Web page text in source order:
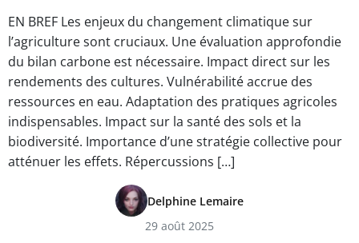
EN BREF Les enjeux du changement climatique sur
l’agriculture sont cruciaux. Une évaluation approfondie
du bilan carbone est nécessaire. Impact direct sur les
rendements des cultures. Vulnérabilité accrue des
ressources en eau. Adaptation des pratiques agricoles
indispensables. Impact sur la santé des sols et la
biodiversité. Importance d’une stratégie collective pour
atténuer les effets. Répercussions […]
Delphine Lemaire
29 août 2025